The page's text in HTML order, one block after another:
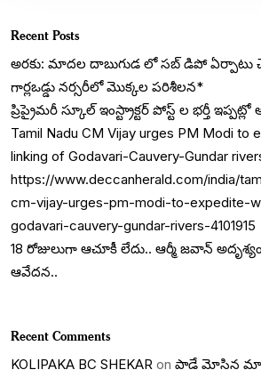
Recent Posts
అరకు: మాదల దాబుగుడ లో సబ్ డిపో
గార్లఒడ్డు నర్సరీలో మొక్కల పరిశీలన*
ప్రిప్రైమరీ స్కూల్ ఇంస్ట్రాక్టర్ పోస్ట్ ల భర్తీ
Tamil Nadu CM Vijay urges PM Modi to
linking of Godavari-Cauvery-Gundar
https://www.deccanherald.com/india/
cm-vijay-urges-pm-modi-to-expedite-
godavari-cauvery-gundar-rivers-4101915
18 రోజులుగా ఆచూకీ లేదు.. ఆర్మీ జవాన్
ఆవేదన..
Recent Comments
KOLIPAKA BC SHEKAR on పాడే మోసిన